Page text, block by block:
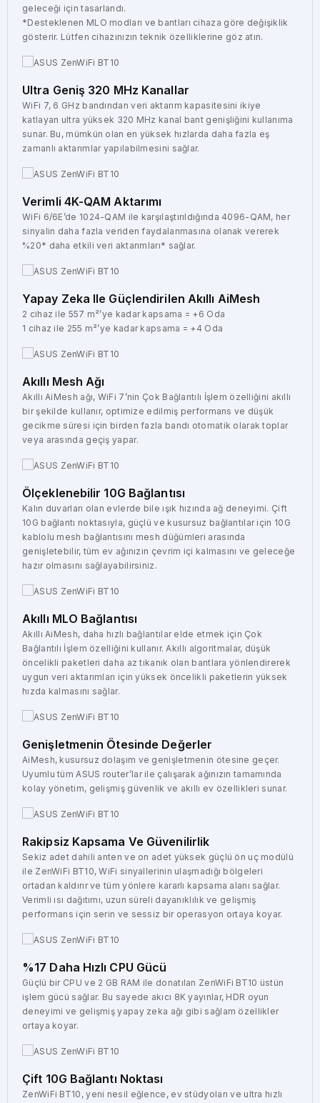
geleceği için tasarlandı.
*Desteklenen MLO modları ve bantları cihaza göre değişiklik
gösterir. Lütfen cihazınızın teknik özelliklerine göz atın.
Ultra Geniş 320 MHz Kanallar
WiFi 7, 6 GHz bandından veri aktarım kapasitesini ikiye
katlayan ultra yüksek 320 MHz kanal bant genişliğini kullanıma
sunar. Bu, mümkün olan en yüksek hızlarda daha fazla eş
zamanlı aktarımlar yapılabilmesini sağlar.
Verimli 4K-QAM Aktarımı
WiFi 6/6E’de 1024-QAM ile karşılaştırıldığında 4096-QAM, her
sinyalin daha fazla veriden faydalanmasına olanak vererek
%20* daha etkili veri aktarımları* sağlar.
Yapay Zeka Ile Güçlendirilen Akıllı AiMesh
2 cihaz ile 557 m²’ye kadar kapsama = +6 Oda
1 cihaz ile 255 m²’ye kadar kapsama = +4 Oda
Akıllı Mesh Ağı
Akıllı AiMesh ağı, WiFi 7’nin Çok Bağlantılı İşlem özelliğini akıllı
bir şekilde kullanır, optimize edilmiş performans ve düşük
gecikme süresi için birden fazla bandı otomatik olarak toplar
veya arasında geçiş yapar.
Ölçeklenebilir 10G Bağlantısı
Kalın duvarları olan evlerde bile ışık hızında ağ deneyimi. Çift
10G bağlantı noktasıyla, güçlü ve kusursuz bağlantılar için 10G
kablolu mesh bağlantısını mesh düğümleri arasında
genişletebilir, tüm ev ağınızın çevrim içi kalmasını ve geleceğe
hazır olmasını sağlayabilirsiniz.
Akıllı MLO Bağlantısı
Akıllı AiMesh, daha hızlı bağlantılar elde etmek için Çok
Bağlantılı İşlem özelliğini kullanır. Akıllı algoritmalar, düşük
öncelikli paketleri daha az tıkanık olan bantlara yönlendirerek
uygun veri aktarımları için yüksek öncelikli paketlerin yüksek
hızda kalmasını sağlar.
Genişletmenin Ötesinde Değerler
AiMesh, kusursuz dolaşım ve genişletmenin ötesine geçer.
Uyumlu tüm ASUS router’lar ile çalışarak ağınızın tamamında
kolay yönetim, gelişmiş güvenlik ve akıllı ev özellikleri sunar.
Rakipsiz Kapsama Ve Güvenilirlik
Sekiz adet dahili anten ve on adet yüksek güçlü ön uç modülü
ile ZenWiFi BT10, WiFi sinyallerinin ulaşmadığı bölgeleri
ortadan kaldırır ve tüm yönlere kararlı kapsama alanı sağlar.
Verimli ısı dağıtımı, uzun süreli dayanıklılık ve gelişmiş
performans için serin ve sessiz bir operasyon ortaya koyar.
%17 Daha Hızlı CPU Gücü
Güçlü bir CPU ve 2 GB RAM ile donatılan ZenWiFi BT10 üstün
işlem gücü sağlar. Bu sayede akıcı 8K yayınlar, HDR oyun
deneyimi ve gelişmiş yapay zeka ağı gibi sağlam özellikler
ortaya koyar.
Çift 10G Bağlantı Noktası
ZenWiFi BT10, yeni nesil eğlence, ev stüdyoları ve ultra hızlı